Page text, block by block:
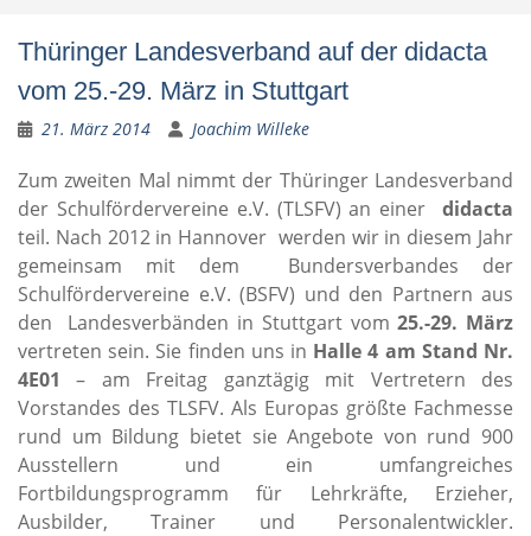
Thüringer Landesverband auf der didacta
vom 25.-29. März in Stuttgart
21. März 2014 Joachim Willeke
Zum zweiten Mal nimmt der Thüringer Landesverband
der Schulfördervereine e.V. (TLSFV) an einer didacta
teil. Nach 2012 in Hannover werden wir in diesem Jahr
gemeinsam mit dem Bundersverbandes der
Schulfördervereine e.V. (BSFV) und den Partnern aus
den Landesverbänden in Stuttgart vom25.-29. März
vertreten sein. Sie finden uns in Halle 4 am Stand Nr.
4E01 – am Freitag ganztägig mit Vertretern des
Vorstandes des TLSFV. Als Europas größte Fachmesse
rund um Bildung bietet sie Angebote von rund 900
Ausstellern und ein umfangreiches
Fortbildungsprogramm für Lehrkräfte, Erzieher,
Ausbilder, Trainer und Personalentwickler.